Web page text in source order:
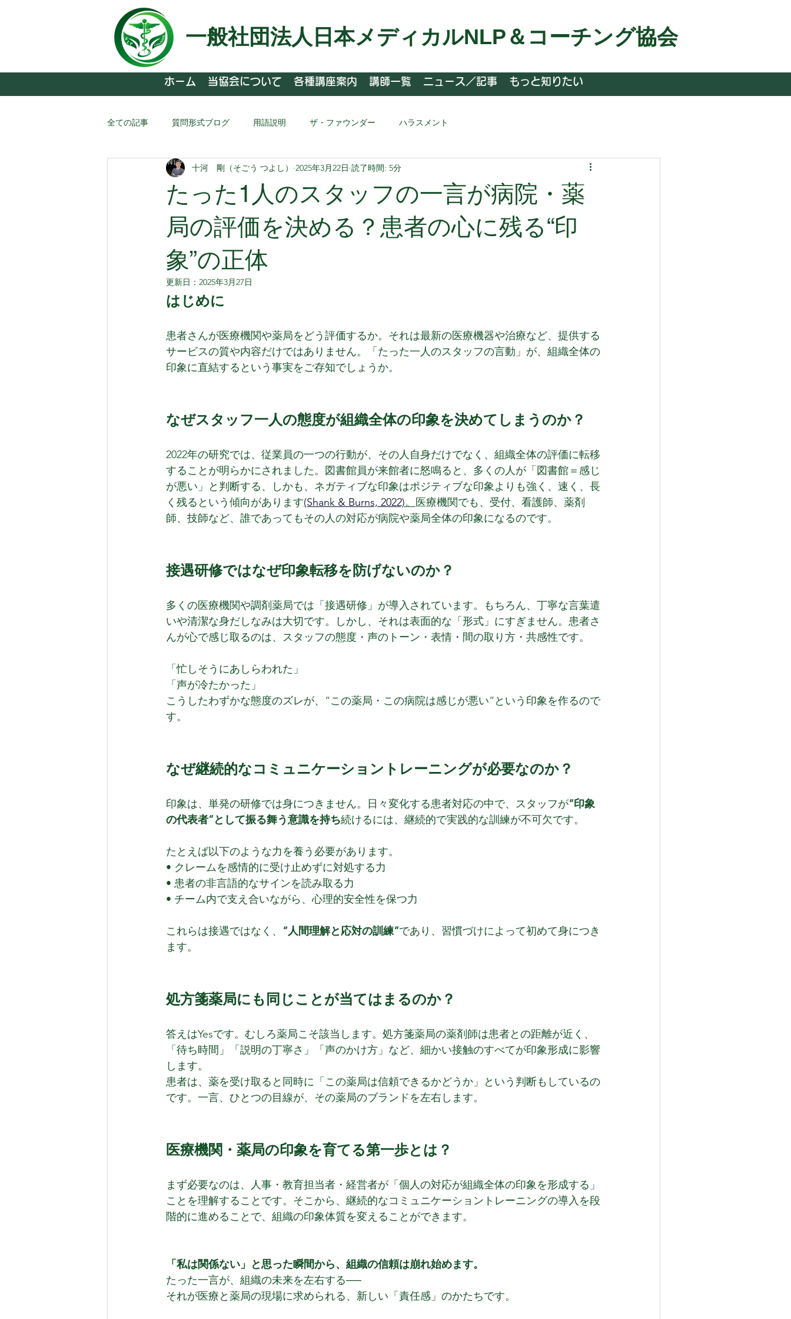
一般社団法人日本メディカルNLP＆コーチング協会
ホーム 当協会について 各種講座案内 講師一覧 ニュース／記事 もっと知りたい
全ての記事 質問形式ブログ 用語説明 ザ・ファウンダー ハラスメント
たった1人のスタッフの一言が病院・薬
局の評価を決める？患者の心に残る“印
象”の正体
十河 剛（そごう つよし） 2025年3月22日 読了時間: 5分
更新日： 2025年3月27日
はじめに
患者さんが医療機関や薬局をどう評価するか。それは最新の医療機器や治療など、提供する
サービスの質や内容だけではありません。「たった一人のスタッフの言動」が、組織全体の
印象に直結するという事実をご存知でしょうか。
なぜスタッフ一人の態度が組織全体の印象を決めてしまうのか？
2022年の研究では、従業員の一つの行動が、その人自身だけでなく、組織全体の評価に転移
することが明らかにされました。図書館員が来館者に怒鳴ると、多くの人が「図書館＝感じ
が悪い」と判断する、しかも、ネガティブな印象はポジティブな印象よりも強く、速く、長
く残るという傾向があります(Shank & Burns, 2022)。 医療機関でも、受付、看護師、薬剤
師、技師など、誰であってもその人の対応が病院や薬局全体の印象になるのです。
接遇研修ではなぜ印象転移を防げないのか？
多くの医療機関や調剤薬局では「接遇研修」が導入されています。もちろん、丁寧な言葉遣
いや清潔な身だしなみは大切です。しかし、それは表面的な「形式」にすぎません。患者さ
んが心で感じ取るのは、スタッフの態度・声のトーン・表情・間の取り方・共感性です。
「忙しそうにあしらわれた」
「声が冷たかった」
こうしたわずかな態度のズレが、“この薬局・この病院は感じが悪い”という印象を作るので
す。
なぜ継続的なコミュニケーショントレーニングが必要なのか？
印象は、単発の研修では身につきません。日々変化する患者対応の中で、スタッフが“印象
の代表者”として振る舞う意識を持ち続けるには、継続的で実践的な訓練が不可欠です。
たとえば以下のような力を養う必要があります。
• クレームを感情的に受け止めずに対処する力
• 患者の非言語的なサインを読み取る力
• チーム内で支え合いながら、心理的安全性を保つ力
これらは接遇ではなく、 “人間理解と応対の訓練”であり、習慣づけによって初めて身につき
ます。
処方箋薬局にも同じことが当てはまるのか？
答えはYesです。むしろ薬局こそ該当します。処方箋薬局の薬剤師は患者との距離が近く、
「待ち時間」「説明の丁寧さ」「声のかけ方」など、細かい接触のすべてが印象形成に影響
します。
患者は、薬を受け取ると同時に「この薬局は信頼できるかどうか」という判断もしているの
です。一言、ひとつの目線が、その薬局のブランドを左右します。
医療機関・薬局の印象を育てる第一歩とは？
まず必要なのは、人事・教育担当者・経営者が「個人の対応が組織全体の印象を形成する」
ことを理解することです。そこから、継続的なコミュニケーショントレーニングの導入を段
階的に進めることで、組織の印象体質を変えることができます。
「私は関係ない」と思った瞬間から、組織の信頼は崩れ始めます。
たった一言が、組織の未来を左右する──
それが医療と薬局の現場に求められる、新しい「責任感」のかたちです。